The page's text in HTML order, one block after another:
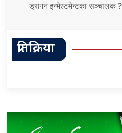
ड्रागन इन्भेस्टमेन्टका सञ्चालक ?
प्रतिक्रिया